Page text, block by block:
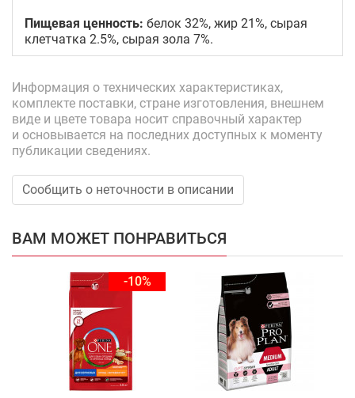
Пищевая ценность: белок 32%, жир 21%, сырая
клетчатка 2.5%, сырая зола 7%.
Информация о технических характеристиках,
комплекте поставки, стране изготовления, внешнем
виде и цвете товара носит справочный характер
и основывается на последних доступных к моменту
публикации сведениях.
Сообщить о неточности в описании
ВАМ МОЖЕТ ПОНРАВИТЬСЯ
-10%